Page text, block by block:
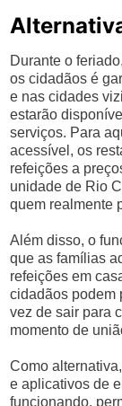
Durante o
os cidadãos é
e nas cidades
estarão
serviços. Para
acessível, os
refeições a
unidade de Rio
quem realmente
Além disso, o
que as famílias
refeições em
cidadãos podem
vez de sair para
momento de
Como
e aplicativos de
funcionando,